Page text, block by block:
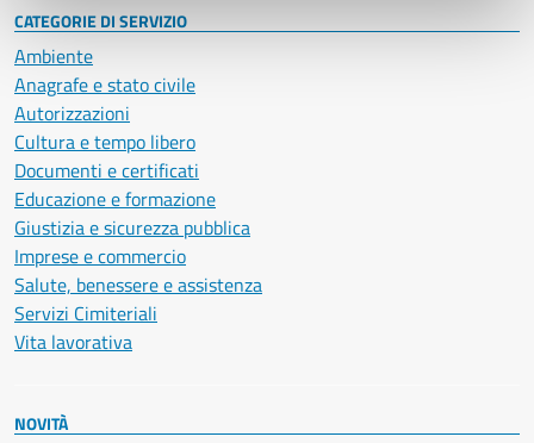
CATEGORIE DI SERVIZIO
Ambiente
Anagrafe e stato civile
Autorizzazioni
Cultura e tempo libero
Documenti e certificati
Educazione e formazione
Giustizia e sicurezza pubblica
Imprese e commercio
Salute, benessere e assistenza
Servizi Cimiteriali
Vita lavorativa
NOVITÀ